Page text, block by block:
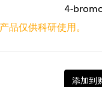
4-
品仅供科研使用。
添加到